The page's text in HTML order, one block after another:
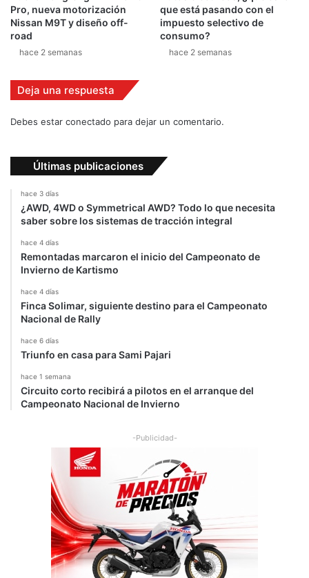
n
e
n
s
Pro, nueva motorización
Nissan M9T y diseño off-
road
hace 2 semanas
que está pasando con el
impuesto selectivo de
consumo?
hace 2 semanas
Deja una respuesta
Debes estar conectado para dejar un comentario.
Últimas publicaciones
hace 3 días
¿AWD, 4WD o Symmetrical AWD? Todo lo que necesita
saber sobre los sistemas de tracción integral
hace 4 días
Remontadas marcaron el inicio del Campeonato de
Invierno de Kartismo
hace 4 días
Finca Solimar, siguiente destino para el Campeonato
Nacional de Rally
hace 6 días
Triunfo en casa para Sami Pajari
hace 1 semana
Circuito corto recibirá a pilotos en el arranque del
Campeonato Nacional de Invierno
-Publicidad-